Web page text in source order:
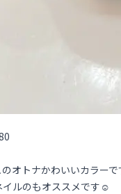
のオトナかわいいカラー
イルのもオススメです☺